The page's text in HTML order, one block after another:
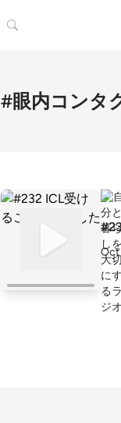
検索
#眼内コンタ
Oct